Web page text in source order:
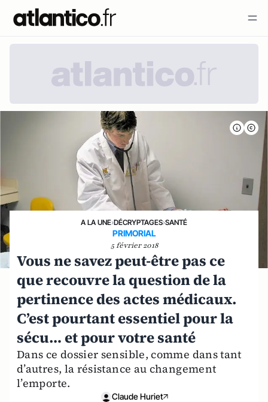
A LA UNE›DÉCRYPTAGES›SANTÉ
PRIMORIAL
5 février 2018
Vous ne savez peut-être pas ce
que recouvre la question de la
pertinence des actes médicaux.
C’est pourtant essentiel pour la
sécu… et pour votre santé
Dans ce dossier sensible, comme dans tant
d’autres, la résistance au changement
l’emporte.
Claude Huriet